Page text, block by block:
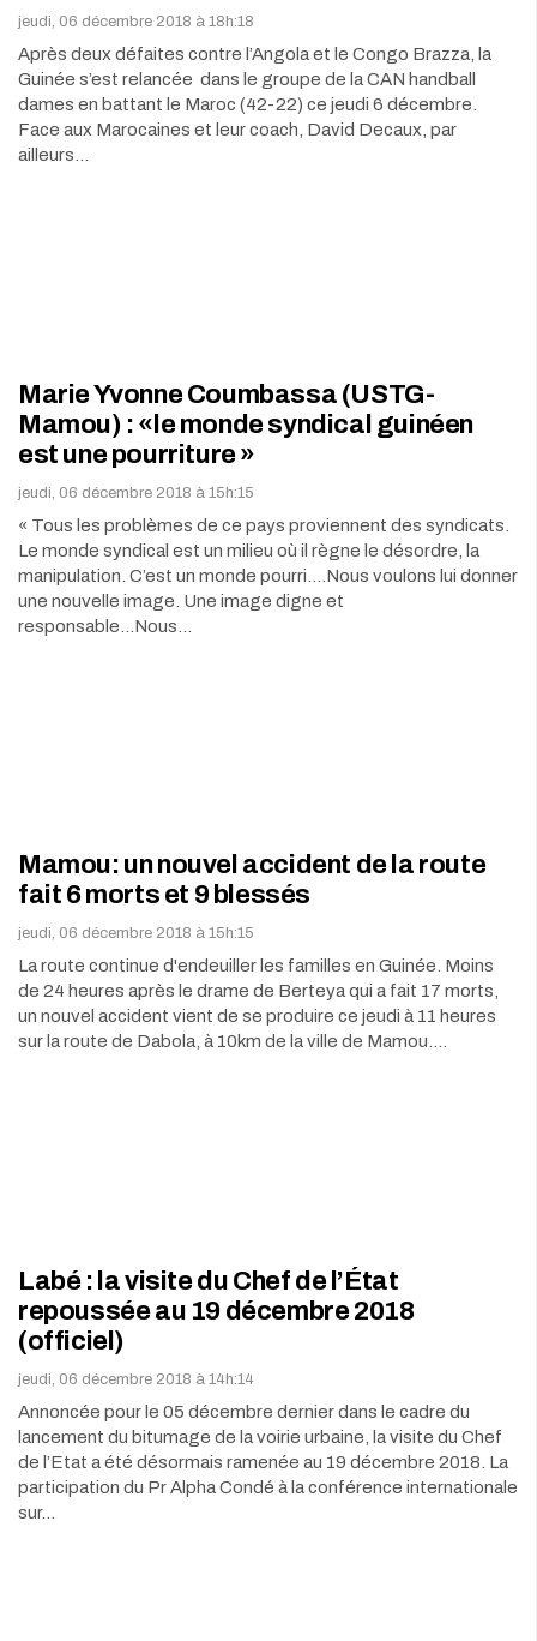
jeudi, 06 décembre 2018 à 18h:18
Après deux défaites contre l’Angola et le Congo Brazza, la
Guinée s’est relancée dans le groupe de la CAN handball
dames en battant le Maroc (42-22) ce jeudi 6 décembre.
Face aux Marocaines et leur coach, David Decaux, par
ailleurs…
Marie Yvonne Coumbassa (USTG-
Mamou) : «le monde syndical guinéen
est une pourriture »
jeudi, 06 décembre 2018 à 15h:15
« Tous les problèmes de ce pays proviennent des syndicats.
Le monde syndical est un milieu où il règne le désordre, la
manipulation. C’est un monde pourri….Nous voulons lui donner
une nouvelle image. Une image digne et
responsable...Nous…
Mamou: un nouvel accident de la route
fait 6 morts et 9 blessés
jeudi, 06 décembre 2018 à 15h:15
La route continue d'endeuiller les familles en Guinée. Moins
de 24 heures après le drame de Berteya qui a fait 17 morts,
un nouvel accident vient de se produire ce jeudi à 11 heures
sur la route de Dabola, à 10km de la ville de Mamou.…
Labé : la visite du Chef de l’État
repoussée au 19 décembre 2018
(officiel)
jeudi, 06 décembre 2018 à 14h:14
Annoncée pour le 05 décembre dernier dans le cadre du
lancement du bitumage de la voirie urbaine, la visite du Chef
de l’Etat a été désormais ramenée au 19 décembre 2018. La
participation du Pr Alpha Condé à la conférence internationale
sur…